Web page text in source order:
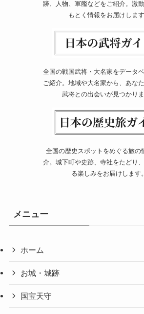
跡、人物、軍艦などをご紹介。激
もとく情報をお届けします
全国の戦国武将・大名家をデータ
ご紹介。地域や大名家から、あな
武将との出会いが見つかりま
全国の歴史スポットをめぐる旅の
介。城下町や史跡、寺社をたどり
る楽しみをお届けします。
メニュー
ホーム
お城・城跡
国宝天守